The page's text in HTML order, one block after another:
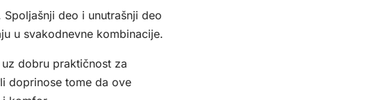
deo i unutrašnji deo
u svakodnevne kombinacije.
dobru praktičnost za
doprinose tome da ove